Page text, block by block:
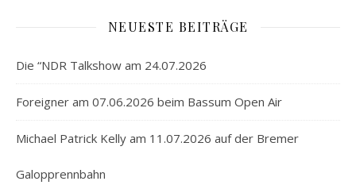
NEUESTE BEITRÄGE
Die “NDR Talkshow am 24.07.2026
Foreigner am 07.06.2026 beim Bassum Open Air
Michael Patrick Kelly am 11.07.2026 auf der Bremer
Galopprennbahn